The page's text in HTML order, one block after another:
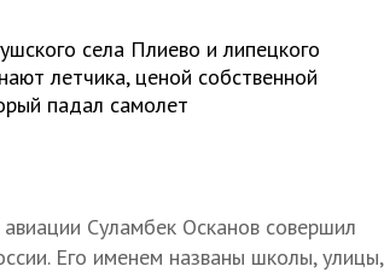
села Плиево и липецкого
летчика, ценой собственной
падал самолет
Суламбек Осканов совершил
Его именем названы школы, улицы,